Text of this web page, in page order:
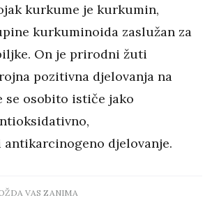
kurkume je kurkumin,
kurkuminoida zaslužan za
On je prirodni žuti
pozitivna djelovanja na
se osobito ističe jako
djelovanje.
VAS ZANIMA